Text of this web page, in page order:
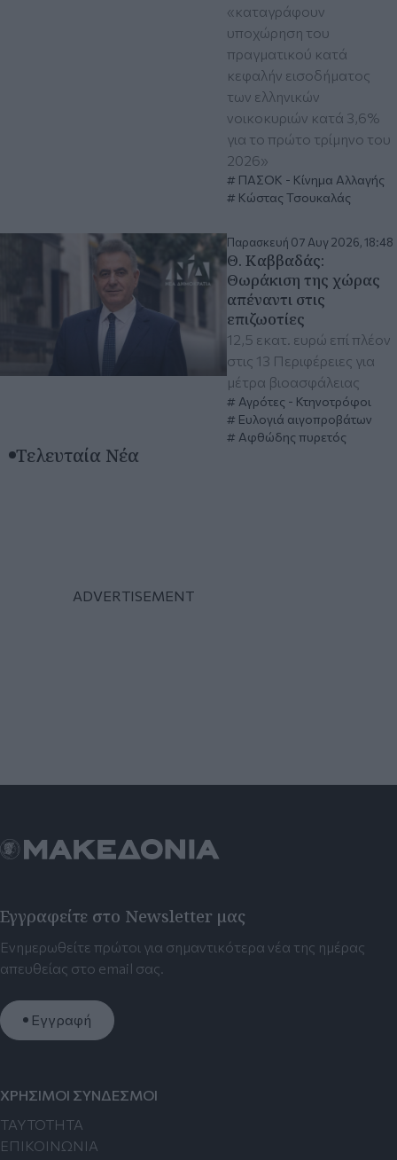
«καταγράφουν
υποχώρηση του
πραγματικού κατά
κεφαλήν εισοδήματος
των ελληνικών
νοικοκυριών κατά 3,6%
για το πρώτο τρίμηνο του
2026»
ΠΑΣΟΚ - Κίνημα Αλλαγής
Κώστας Τσουκαλάς
Παρασκευή 07 Αυγ 2026, 18:48
Θ. Καββαδάς:
Θωράκιση της χώρας
απέναντι στις
επιζωοτίες
12,5 εκατ. ευρώ επί πλέον
στις 13 Περιφέρειες για
μέτρα βιοασφάλειας
Αγρότες - Κτηνοτρόφοι
Ευλογιά αιγοπροβάτων
Αφθώδης πυρετός
Τελευταία Νέα
Εγγραφείτε στο Newsletter μας
Ενημερωθείτε πρώτοι για σημαντικότερα νέα της ημέρας
απευθείας στο email σας.
Εγγραφή
ΧΡΗΣΙΜΟΙ ΣΥΝΔΕΣΜΟΙ
TAYTOTHTA
ΕΠΙΚΟΙΝΩΝΙΑ